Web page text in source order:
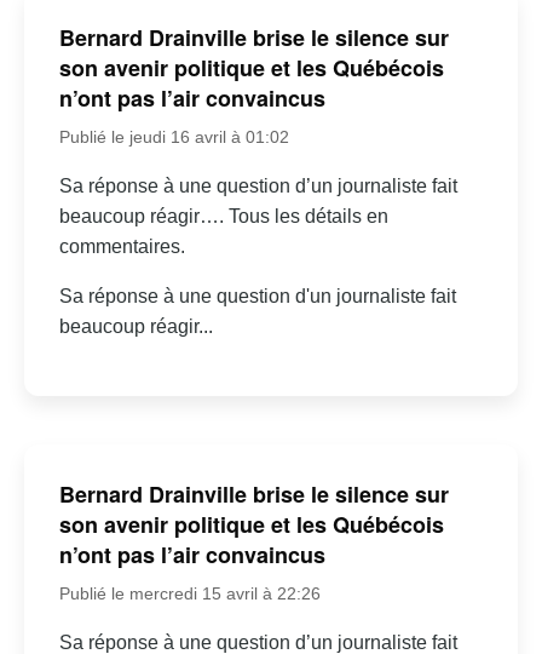
Bernard Drainville brise le silence sur
son avenir politique et les Québécois
n’ont pas l’air convaincus
Publié le jeudi 16 avril à 01:02
Sa réponse à une question d’un journaliste fait
beaucoup réagir…. Tous les détails en
commentaires.
Sa réponse à une question d'un journaliste fait
beaucoup réagir...
Bernard Drainville brise le silence sur
son avenir politique et les Québécois
n’ont pas l’air convaincus
Publié le mercredi 15 avril à 22:26
Sa réponse à une question d’un journaliste fait